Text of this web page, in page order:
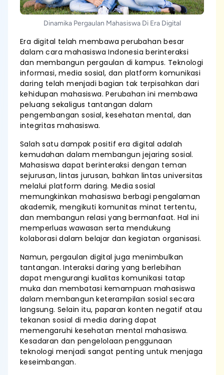
Dinamika Pergaulan Mahasiswa Di Era Digital
Era digital telah membawa perubahan besar
dalam cara mahasiswa Indonesia berinteraksi
dan membangun pergaulan di kampus. Teknologi
informasi, media sosial, dan platform komunikasi
daring telah menjadi bagian tak terpisahkan dari
kehidupan mahasiswa. Perubahan ini membawa
peluang sekaligus tantangan dalam
pengembangan sosial, kesehatan mental, dan
integritas mahasiswa.
Salah satu dampak positif era digital adalah
kemudahan dalam membangun jejaring sosial.
Mahasiswa dapat berinteraksi dengan teman
sejurusan, lintas jurusan, bahkan lintas universitas
melalui platform daring. Media sosial
memungkinkan mahasiswa berbagi pengalaman
akademik, mengikuti komunitas minat tertentu,
dan membangun relasi yang bermanfaat. Hal ini
memperluas wawasan serta mendukung
kolaborasi dalam belajar dan kegiatan organisasi.
Namun, pergaulan digital juga menimbulkan
tantangan. Interaksi daring yang berlebihan
dapat mengurangi kualitas komunikasi tatap
muka dan membatasi kemampuan mahasiswa
dalam membangun keterampilan sosial secara
langsung. Selain itu, paparan konten negatif atau
tekanan sosial di media daring dapat
memengaruhi kesehatan mental mahasiswa.
Kesadaran dan pengelolaan penggunaan
teknologi menjadi sangat penting untuk menjaga
keseimbangan.